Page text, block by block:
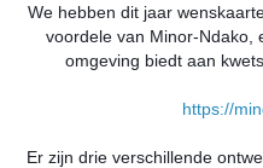
We hebben dit jaar
voordele van Minor-Ndako,
omgeving biedt aan
https://
Er zijn drie verschillende